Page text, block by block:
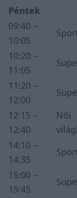
Péntek
09:40 –
10:05
10:20 –
11:05
11:20 –
12:00
12:15 –
12:40
Női
14:10 –
14:35
15:00 –
15:45